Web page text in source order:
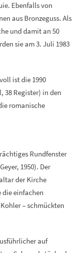
Ebenfalls von
aus Bronzeguss. Als
und damit an 50
sie am 3. Juli 1983
ist die 1990
38 Register) in den
romanische
Rundfenster
1950). Der
der Kirche
einfachen
– schmückten
auf